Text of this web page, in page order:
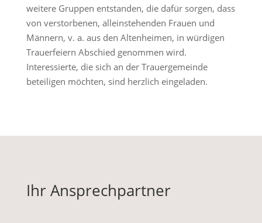
weitere Gruppen entstanden, die dafür sorgen, dass
von verstorbenen, alleinstehenden Frauen und
Männern, v. a. aus den Altenheimen, in würdigen
Trauerfeiern Abschied genommen wird.
Interessierte, die sich an der Trauergemeinde
beteiligen möchten, sind herzlich eingeladen.
Ihr Ansprechpartner